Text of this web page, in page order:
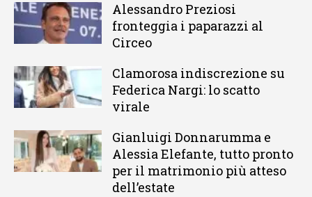
Alessandro Preziosi
fronteggia i paparazzi al
Circeo
Clamorosa indiscrezione su
Federica Nargi: lo scatto
virale
Gianluigi Donnarumma e
Alessia Elefante, tutto pronto
per il matrimonio più atteso
dell’estate